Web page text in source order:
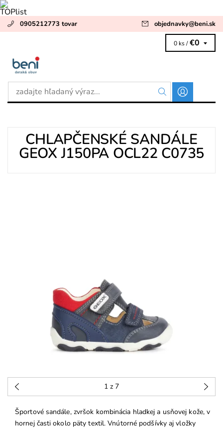
0905212773 tovar objednavky@beni.sk
0 ks / €0
CHLAPČENSKÉ SANDÁLE
GEOX J150PA OCL22 C0735
1 z 7
Športové sandále, zvršok kombinácia hladkej a usňovej kože, v
hornej časti okolo päty textil. Vnútorné podšívky aj vložky